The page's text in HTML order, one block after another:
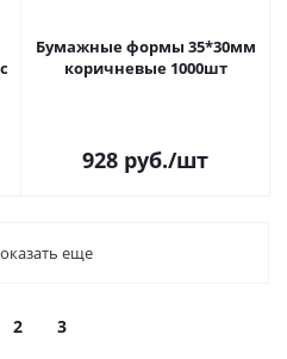
Бумажные формы 35*30мм
коричневые 1000шт
928 руб./шт
еще
2 3